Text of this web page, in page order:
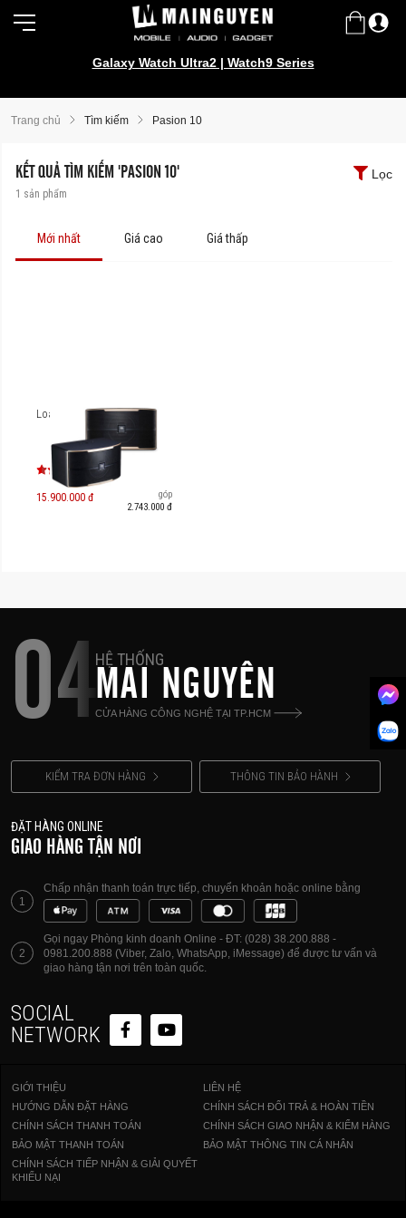
Galaxy Watch Ultra2 | Watch9 Series
Trang chủ Tìm kiếm Pasion 10
KẾT QUẢ TÌM KIẾM 'PASION 10'
1 sản phẩm
Lọc
Mới nhất Giá cao Giá thấp
Loa JBL Pasion 10
15.900.000 đ
Trả góp
2.743.000 đ
04HỆ THỐNG
MAI NGUYÊN
CỬA HÀNG CÔNG NGHỆ TẠI TP.HCM
KIỂM TRA ĐƠN HÀNG THÔNG TIN BẢO HÀNH
ĐẶT HÀNG ONLINE
GIAO HÀNG TẬN NƠI
1
Chấp nhận thanh toán trực tiếp, chuyển khoản hoặc online bằng
2
Gọi ngay Phòng kinh doanh Online - ĐT: (028) 38.200.888 -
0981.200.888 (Viber, Zalo, WhatsApp, iMessage) để được tư vấn và
giao hàng tận nơi trên toàn quốc.
SOCIAL
NETWORK
GIỚI THIỆU
LIÊN HỆ
HƯỚNG DẪN ĐẶT HÀNG
CHÍNH SÁCH ĐỔI TRẢ & HOÀN TIỀN
CHÍNH SÁCH THANH TOÁN
CHÍNH SÁCH GIAO NHẬN & KIỂM HÀNG
BẢO MẬT THANH TOÁN
BẢO MẬT THÔNG TIN CÁ NHÂN
CHÍNH SÁCH TIẾP NHẬN & GIẢI QUYẾT
KHIẾU NẠI